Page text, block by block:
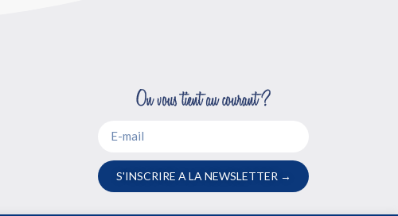
S'INSCRIRE A LA NEWSLETTER →